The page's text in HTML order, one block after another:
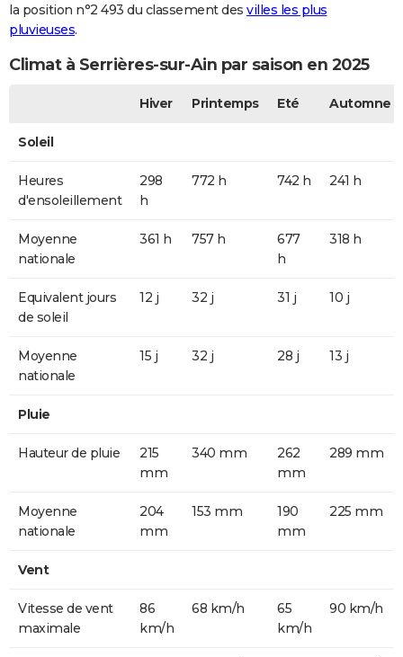
la position n°2 493 du classement des villes les plus
pluvieuses.
Climat à Serrières-sur-Ain par saison en 2025
Hiver Printemps Eté Automne
Soleil
Heures
d'ensoleillement
298
h
772 h 742 h 241 h
Moyenne
nationale
361 h 757 h
677
h
318 h
Equivalent jours
de soleil
12 j 32 j 31 j 10 j
Moyenne
nationale
15 j 32 j 28 j 13 j
Pluie
Hauteur de pluie
215
mm
340 mm
262
mm
289 mm
Moyenne
nationale
204
mm
153 mm
190
mm
225 mm
Vent
Vitesse de vent
maximale
86
km/h
68 km/h
65
km/h
90 km/h